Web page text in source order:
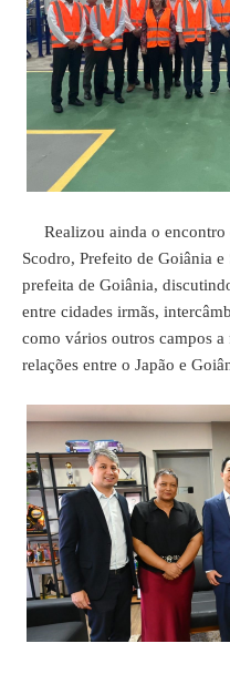
Realizou ainda o encontro
Scodro, Prefeito de Goiânia
prefeita de Goiânia,
entre cidades irmãs,
como vários outros campos
relações entre o Japão e